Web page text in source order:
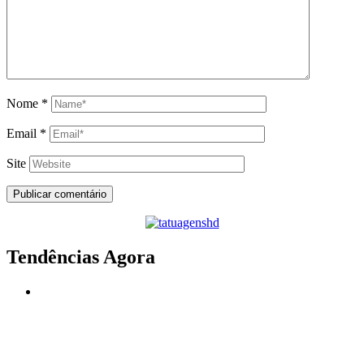
Nome *
Email *
Site
Tendências Agora